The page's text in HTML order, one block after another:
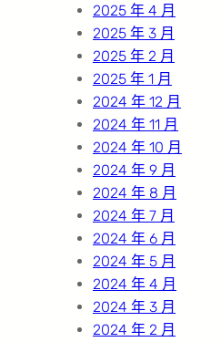
2025 年 4 月
2025 年 3 月
2025 年 2 月
2025 年 1 月
2024 年 12 月
2024 年 11 月
2024 年 10 月
2024 年 9 月
2024 年 8 月
2024 年 7 月
2024 年 6 月
2024 年 5 月
2024 年 4 月
2024 年 3 月
2024 年 2 月